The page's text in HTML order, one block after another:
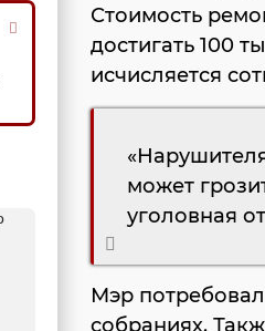
Стоимость
достигать 100
исчисляется
может
уголовная
Мэр
собраниях.